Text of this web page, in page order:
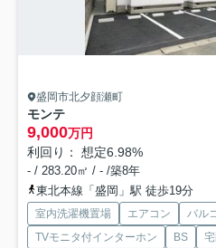
盛岡市北夕顔瀬町
モンテ
9,000万円
利回り： 想定6.98%
- / 283.20㎡ / - /築8年
東北本線「盛岡」駅 徒歩19分
室内洗濯機置場 エアコン
バル
TVモニタ付インターホン
BS